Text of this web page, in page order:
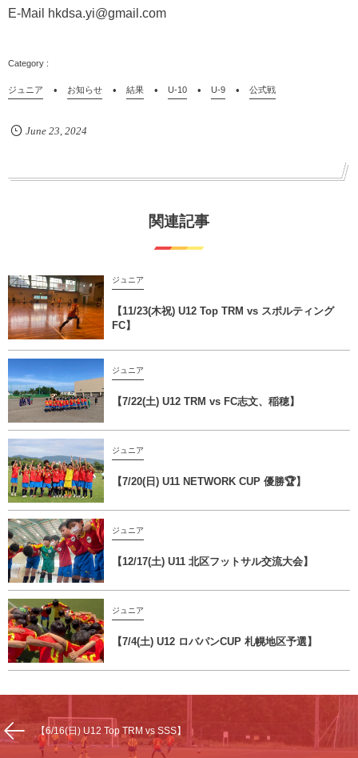
E-Mail hkdsa.yi@gmail.com
ジュニア お知らせ 結果 U-10 U-9 公式戦
June 23 2024
関連記事
ジュニア
【11/23(木祝) U12 Top TRM vs スポルティング
FC】
ジュニア
【7/22(土) U12 TRM vs FC志文、稲穂】
ジュニア
【7/20(日) U11 NETWORK CUP 優勝🏆】
ジュニア
【12/17(土) U11 北区フットサル交流大会】
ジュニア
【7/4(土) U12 ロバパンCUP 札幌地区予選】
【6/16(日) U12 Top TRM vs SSS】